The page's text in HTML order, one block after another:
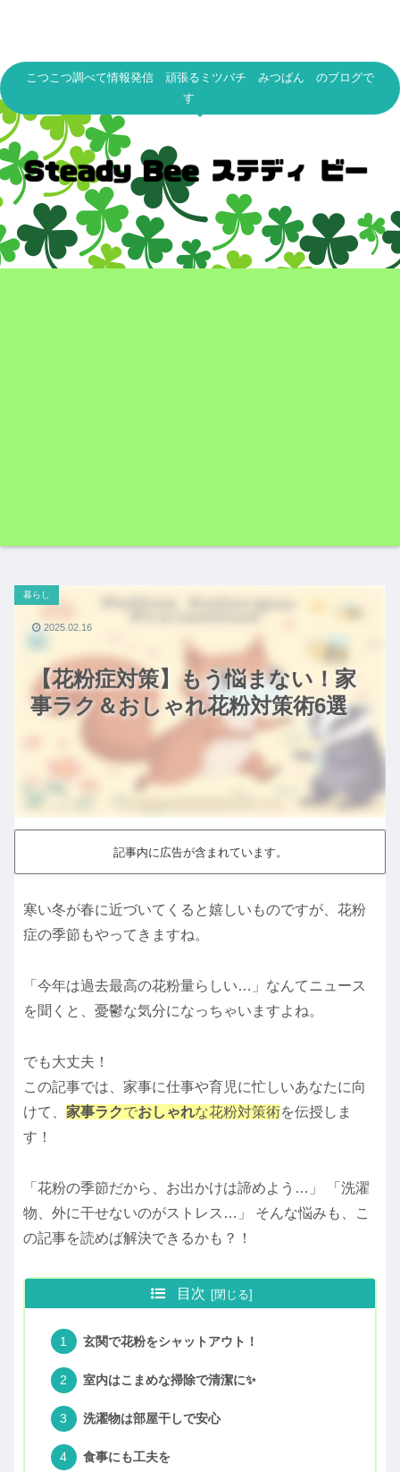
こつこつ調べて情報発信 頑張るミツバチ みつばん のブログで
す
【花粉症対策】もう悩まない！家
事ラク＆おしゃれ花粉対策術6選
暮らし
2025.02.16
記事内に広告が含まれています。
寒い冬が春に近づいてくると嬉しいものですが、花粉
症の季節もやってきますね。
「今年は過去最高の花粉量らしい…」なんてニュース
を聞くと、憂鬱な気分になっちゃいますよね。
でも大丈夫！
この記事では、家事に仕事や育児に忙しいあなたに向
けて、 家事ラクでおしゃれな花粉対策術を伝授しま
す！
「花粉の季節だから、お出かけは諦めよう…」 「洗濯
物、外に干せないのがストレス…」 そんな悩みも、こ
の記事を読めば解決できるかも？！
目次
玄関で花粉をシャットアウト！
室内はこまめな掃除で清潔に✨
洗濯物は部屋干しで安心
食事にも工夫を️